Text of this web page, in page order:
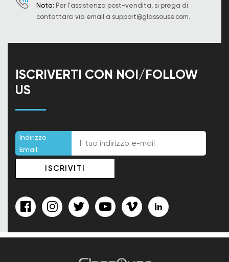
Nota: Per l'assistenza post-vendita, si prega di
contattarci via email a support@glassouse.com.
ISCRIVERTI CON NOI/FOLLOW
US
Indirizzo
Email: